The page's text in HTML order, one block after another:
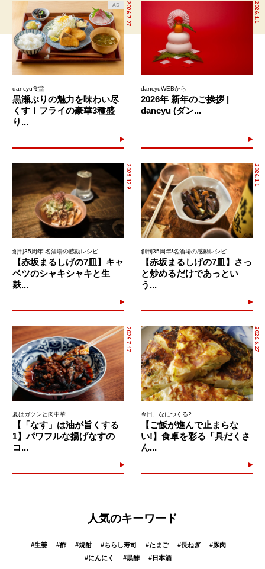
2026.7.27
AD
dancyu食堂
黒瀬ぶりの魅力を味わい尽
くす！フライの豪華3種盛
り...
2026.1.1
dancyuWEBから
2026年 新年のご挨拶 |
dancyu (ダン...
2025.12.9
創刊35周年!名酒場の感動レシピ
【赤坂まるしげの7皿】キャ
ベツのシャキシャキと生
麸...
2026.1.1
創刊35周年!名酒場の感動レシピ
【赤坂まるしげの7皿】さっ
と炒めるだけであっとい
う...
2026.7.17
夏はガツンと肉中華
【「なす」は油が旨くする
1】パワフルな揚げなすの
コ...
2026.6.27
今日、なにつくる?
【ご飯が進んで止まらな
い!】食卓を彩る「具だくさ
ん...
人気のキーワード
#生姜 #酢 #焼酎 #ちらし寿司 #たまご #長ねぎ #豚肉
#にんにく #黒酢 # 日本酒